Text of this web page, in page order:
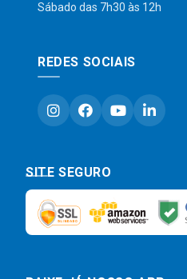
Sábado das 7h30 às 12h
REDES SOCIAIS
SITE SEGURO